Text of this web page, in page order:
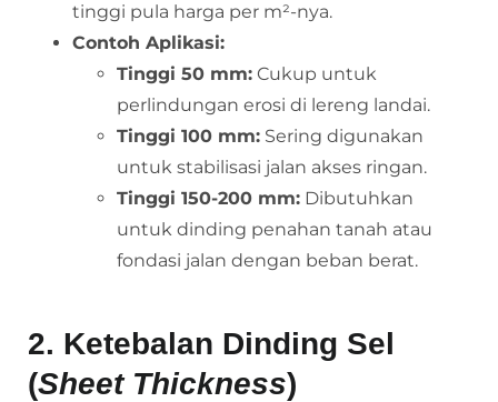
tinggi pula harga per m²-nya.
Contoh Aplikasi:
Tinggi 50 mm: Cukup untuk
perlindungan erosi di lereng landai.
Tinggi 100 mm: Sering digunakan
untuk stabilisasi jalan akses ringan.
Tinggi 150-200 mm: Dibutuhkan
untuk dinding penahan tanah atau
fondasi jalan dengan beban berat.
2. Ketebalan Dinding Sel
(Sheet Thickness)